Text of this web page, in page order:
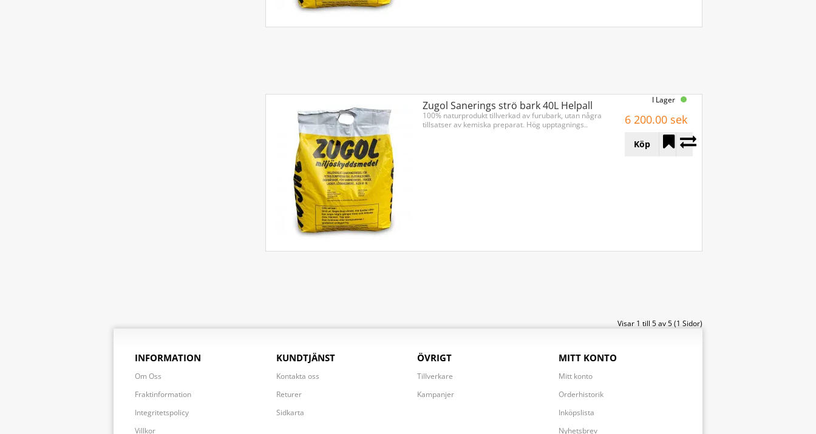
Zugol Sanerings strö bark 40L Helpall
100% naturprodukt tillverkad av furubark, utan några
tillsatser av kemiska preparat. Hög upptagnings..
I Lager
6 200.00 sek
Köp
Visar 1 till 5 av 5 (1 Sidor)
INFORMATION
Om Oss
Fraktinformation
Integritetspolicy
Villkor
KUNDTJÄNST
Kontakta oss
Returer
Sidkarta
ÖVRIGT
Tillverkare
Kampanjer
MITT KONTO
Mitt konto
Orderhistorik
Inköpslista
Nyhetsbrev